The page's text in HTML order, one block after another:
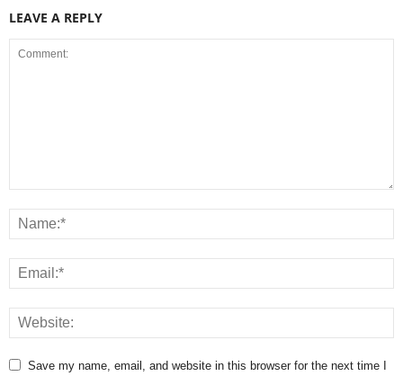
LEAVE A REPLY
Save my name, email, and website in this browser for the next time I